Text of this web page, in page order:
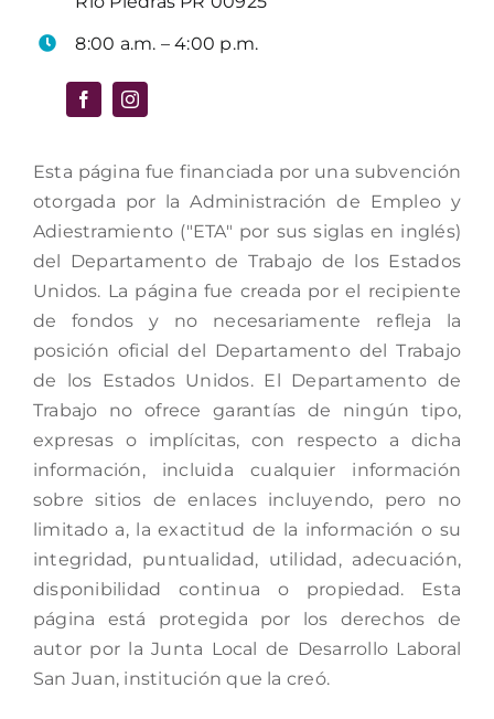
8:00 a.m. – 4:00 p.m.
Esta página fue financiada por una subvención
otorgada por la Administración de Empleo y
Adiestramiento ("ETA" por sus siglas en inglés)
del Departamento de Trabajo de los Estados
Unidos. La página fue creada por el recipiente
de fondos y no necesariamente refleja la
posición oficial del Departamento del Trabajo
de los Estados Unidos. El Departamento de
Trabajo no ofrece garantías de ningún tipo,
expresas o implícitas, con respecto a dicha
información, incluida cualquier información
sobre sitios de enlaces incluyendo, pero no
limitado a, la exactitud de la información o su
integridad, puntualidad, utilidad, adecuación,
disponibilidad continua o propiedad. Esta
página está protegida por los derechos de
autor por la Junta Local de Desarrollo Laboral
San Juan, institución que la creó.